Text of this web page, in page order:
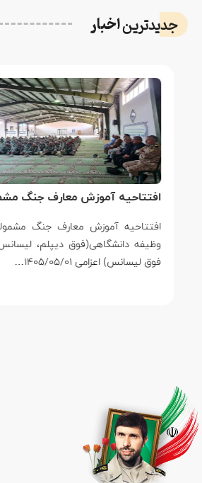
جدیدتریناخبار
افتتاحیه آموزش معارف جنگ مشمولین
وظیفه دانشگاهی(فوق دیپلم، لیسانس و
فوق لیسانس) اعزامی ۱۴۰۵/۰۵/۰۱…